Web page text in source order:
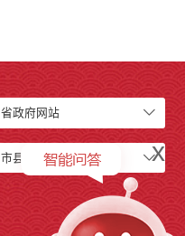
省政府网站
市县级网站 x